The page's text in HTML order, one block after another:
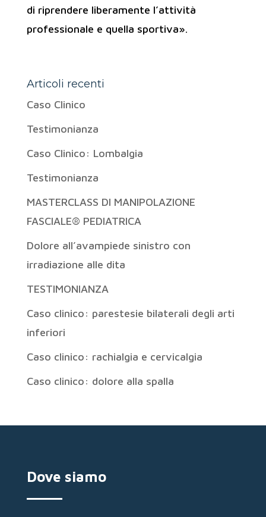
di riprendere liberamente l’attività
professionale e quella sportiva».
Articoli recenti
Caso Clinico
Testimonianza
Caso Clinico: Lombalgia
Testimonianza
MASTERCLASS DI MANIPOLAZIONE
FASCIALE® PEDIATRICA
Dolore all’avampiede sinistro con
irradiazione alle dita
TESTIMONIANZA
Caso clinico: parestesie bilaterali degli arti
inferiori
Caso clinico: rachialgia e cervicalgia
Caso clinico: dolore alla spalla
Dove siamo